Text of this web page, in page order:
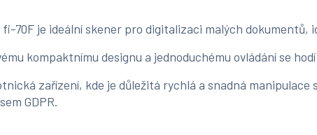
fi-70F je ideální skener pro digitalizaci malých
kompaktnímu designu a jednoduchému ovládání se
zařízení, kde je důležitá rychlá a snadná manipulace
GDPR.